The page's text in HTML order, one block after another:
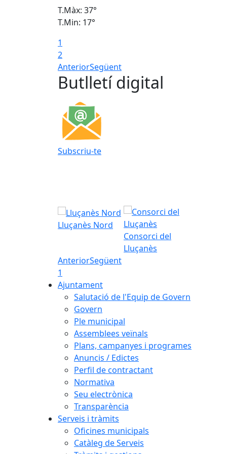
T.Màx: 37°
T.Min: 17°
1
2
AnteriorSegüent
Butlletí digital
Subscriu-te
Lluçanès Nord
Consorci del
Lluçanès
AnteriorSegüent
1
Ajuntament
Salutació de l'Equip de Govern
Govern
Ple municipal
Assemblees veïnals
Plans, campanyes i programes
Anuncis / Edictes
Perfil de contractant
Normativa
Seu electrònica
Transparència
Serveis i tràmits
Oficines municipals
Catàleg de Serveis